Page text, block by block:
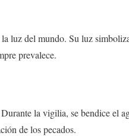
luz del mundo. Su luz
prevalece.
la vigilia, se bendice el
de los pecados.